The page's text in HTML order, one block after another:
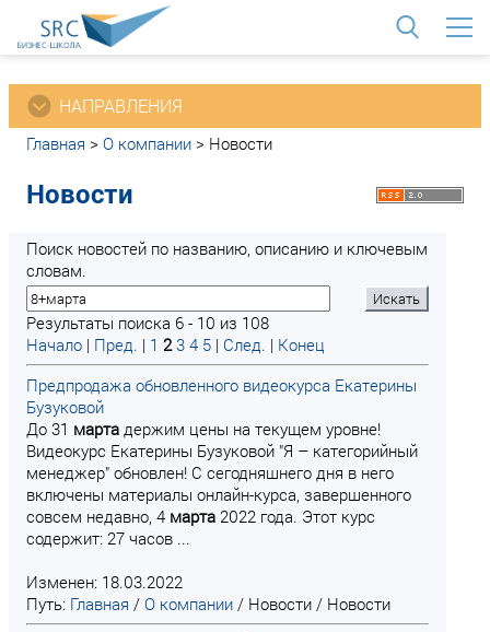
НАПРАВЛЕНИЯ
Главная > О компании > Новости
Новости
Поиск новостей по названию, описанию и ключевым
словам.
Результаты поиска 6 - 10 из 108
Начало | Пред. | 1 2 3 4 5 | След. | Конец
Предпродажа обновленного видеокурса Екатерины
Бузуковой
До 31 марта держим цены на текущем уровне!
Видеокурс Екатерины Бузуковой "Я – категорийный
менеджер" обновлен! С сегодняшнего дня в него
включены материалы онлайн-курса, завершенного
совсем недавно, 4 марта 2022 года. Этот курс
содержит: 27 часов ...
Изменен: 18.03.2022
Путь: Главная / О компании / Новости / Новости